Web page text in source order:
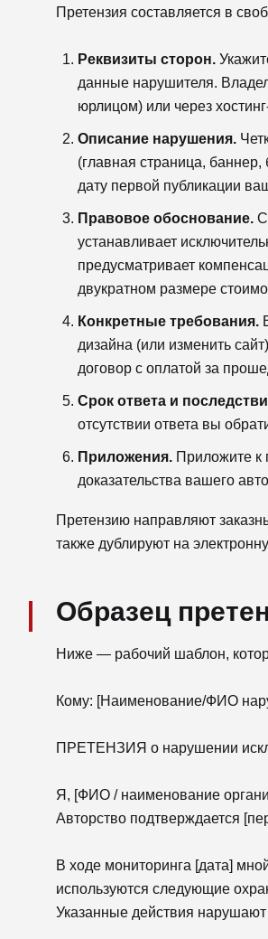
Претензия составляется в
Реквизиты сторон.
данные нарушителя.
юрлицом) или через
Описание нарушения.
(главная страница,
дату первой публикации
Правовое обоснование.
устанавливает
предусматривает
двукратном размере
Конкретные требования.
дизайна (или изменить
договор с оплатой за
Срок ответа и
отсутствии ответа вы
Приложения. Приложите к
доказательства вашего
Претензию направляют
также дублируют на
Образец
Ниже — рабочий шаблон,
Кому: [Наименование/ФИО
ПРЕТЕНЗИЯ о нарушении
Я, [ФИО / наименование
Авторство подтверждается
В ходе мониторинга [дата]
используются следующие
Указанные действия